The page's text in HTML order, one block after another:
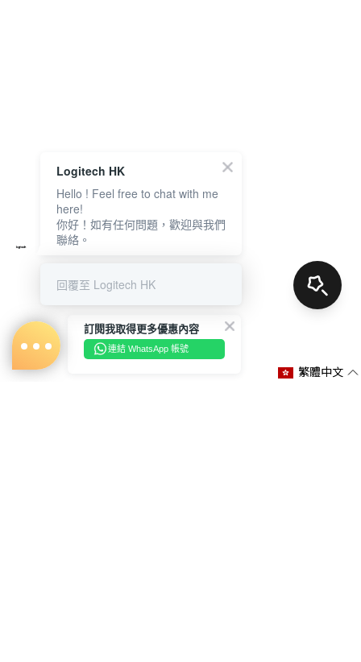
繁體中文
訂閱我取得更多優惠內容
連結 WhatsApp 帳號
Logitech HK
Hello ! Feel free to chat with me
here!
你好！如有任何問題，歡迎與我們
聯絡。
回覆至 Logitech HK